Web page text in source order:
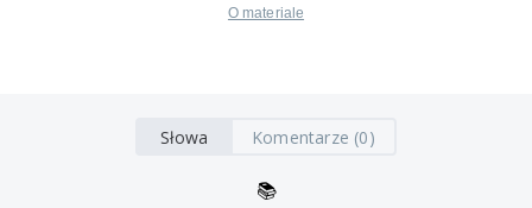
O materiale
Słowa Komentarze (0)
📚